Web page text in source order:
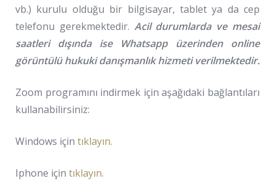
vb.) kurulu olduğu bir bilgisayar, tablet ya da cep
telefonu gerekmektedir. Acil durumlarda ve mesai
saatleri dışında ise Whatsapp üzerinden online
görüntülü hukuki danışmanlık hizmeti verilmektedir.
Zoom programını indirmek için aşağıdaki bağlantıları
kullanabilirsiniz:
Windows için tıklayın.
Iphone için tıklayın.